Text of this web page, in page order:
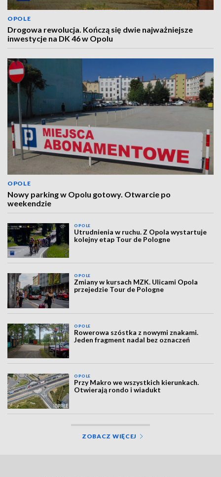
OPOLE
Drogowa rewolucja. Kończą się dwie najważniejsze
inwestycje na DK 46 w Opolu
OPOLE
Nowy parking w Opolu gotowy. Otwarcie po
weekendzie
OPOLE
Utrudnienia w ruchu. Z Opola wystartuje
kolejny etap Tour de Pologne
OPOLE
Zmiany w kursach MZK. Ulicami Opola
przejedzie Tour de Pologne
OPOLE
Rowerowa szóstka z nowymi znakami.
Jeden fragment nadal bez oznaczeń
OPOLE
Przy Makro we wszystkich kierunkach.
Otwierają rondo i wiadukt
ZOBACZ WIĘCEJ